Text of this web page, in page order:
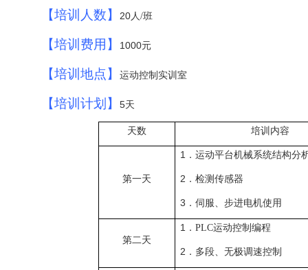
【培训人数】 20人/班
【培训费用】 1000元
【培训地点】 运动控制实训室
【培训计划】 5天
天数 培训内容
第一天
1 ．运动平台机械系统结构分
2 ．检测传感器
3 ．伺服、步进电机使用
第二天
1 ． PLC运动控制编程
2 ．多段、无极调速控制